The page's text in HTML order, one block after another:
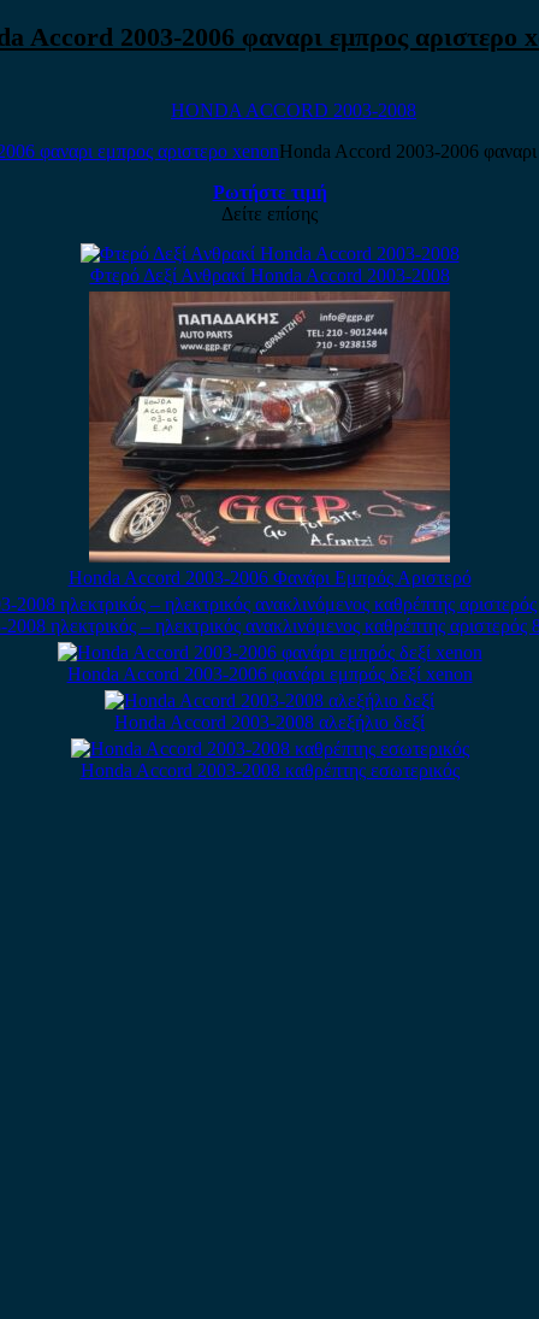
Accord 2003-2006 φαναρι εμπρος αριστερο
HONDA ACCORD 2003-2008
Honda Accord 2003-2006
Ρωτήστε τιμή
Δείτε επίσης
Φτερό Δεξί Ανθρακί Honda Accord 2003-2008
Honda Accord 2003-2006 Φανάρι Εμπρός Αριστερό
ηλεκτρικός – ηλεκτρικός ανακλινόμενος καθρέπτης αριστερός
Honda Accord 2003-2006 φανάρι εμπρός δεξί xenon
Honda Accord 2003-2008 αλεξήλιο δεξί
Honda Accord 2003-2008 καθρέπτης εσωτερικός